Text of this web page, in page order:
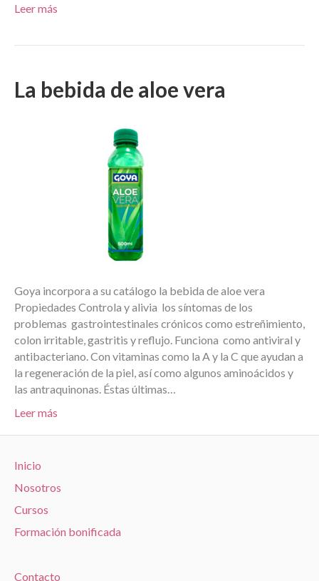
Leer más
La bebida de aloe vera
Goya incorpora a su catálogo la bebida de aloe vera
Propiedades Controla y alivia los síntomas de los
problemas gastrointestinales crónicos como estreñimiento,
colon irritable, gastritis y reflujo. Funciona como antiviral y
antibacteriano. Con vitaminas como la A y la C que ayudan a
la regeneración de la piel, así como algunos aminoácidos y
las antraquinonas. Éstas últimas…
Leer más
Inicio
Nosotros
Cursos
Formación bonificada
Contacto